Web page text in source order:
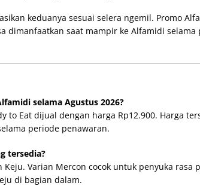
keduanya sesuai selera ngemil. Promo
dimanfaatkan saat mampir ke Alfamidi selama
selama Agustus 2026?
to Eat dijual dengan harga Rp12.900. Harga
periode penawaran.
tersedia?
Varian Mercon cocok untuk penyuka rasa
di bagian dalam.